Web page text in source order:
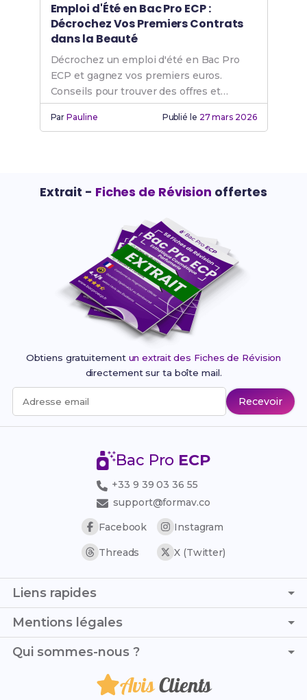
Emploi d'Été en Bac Pro ECP :
Décrochez Vos Premiers Contrats
dans la Beauté
Décrochez un emploi d'été en Bac Pro
ECP et gagnez vos premiers euros.
Conseils pour trouver des offres et
valoriser votre expérience en beauté.
ParPauline Publié le 27 mars 2026
Extrait - Fiches de Révision offertes
Obtiens gratuitement un extrait des Fiches de Révision
directement sur ta boîte mail.
Adresse email Recevoir
Bac Pro ECP
+33 9 39 03 36 55
support@formav.co
Facebook
Instagram
Threads X (Twitter)
Liens rapides
Page d'accueil
Simulateur de notes
Trouver son stage
Trouver son alternance
Référentiel officiel
Mentions légales
C.G.V. - C.G.U.
Politique de remboursement
Qui sommes-nous ?
Je suis Pauline et, avec Zoe, nous mettons tout notre
cœur à t’accompagner et te soutenir chaque jour dans ta
AvisClients